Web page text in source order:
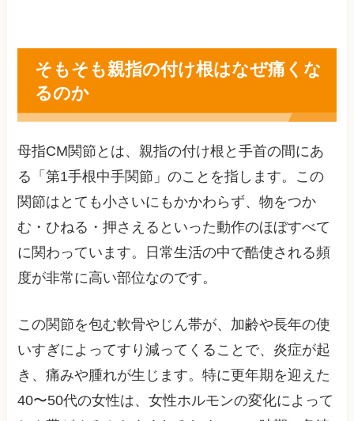
そもそも親指の付け根はなぜ痛くな
るのか
母指CM関節とは、親指の付け根と手首の間にあ
る「第1手根中手関節」のことを指します。この
関節はとても小さいにもかかわらず、物をつか
む・ひねる・押さえるといった動作のほぼすべて
に関わっています。日常生活の中で酷使される頻
度が非常に高い部位なのです。
この関節を包む軟骨やじん帯が、加齢や長年の使
いすぎによってすり減ってくることで、炎症が起
き、痛みや腫れが生じます。特に更年期を迎えた
40〜50代の女性は、女性ホルモンの変化によって